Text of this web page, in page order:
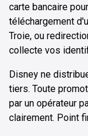
carte bancaire
téléchargement
Troie, ou
collecte vos
Disney ne
tiers. Toute
par un opérateur
clairement. Point